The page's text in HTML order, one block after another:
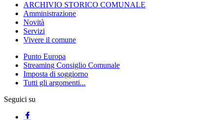
ARCHIVIO STORICO COMUNALE
Amministrazione
Novità
Servizi
Vivere il comune
Punto Europa
Streaming Consiglio Comunale
Imposta di soggiorno
Tutti gli argomenti...
Seguici su